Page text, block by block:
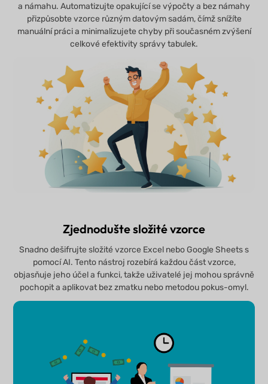
a námahu. Automatizujte opakující se výpočty a bez námahy
přizpůsobte vzorce různým datovým sadám, čímž snížíte
manuální práci a minimalizujete chyby při současném zvýšení
celkové efektivity správy tabulek.
Zjednodušte složité vzorce
Snadno dešifrujte složité vzorce Excel nebo Google Sheets s
pomocí AI. Tento nástroj rozebírá každou část vzorce,
objasňuje jeho účel a funkci, takže uživatelé jej mohou správně
pochopit a aplikovat bez zmatku nebo metodou pokus-omyl.